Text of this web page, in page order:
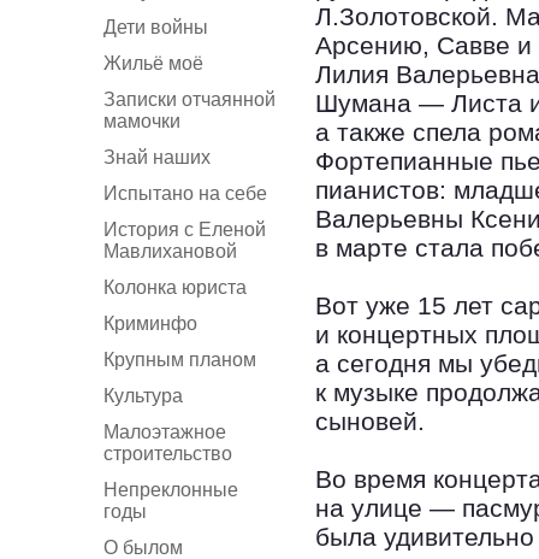
Дети войны
Жильё моё
Записки отчаянной
мамочки
Знай наших
Испытано на себе
История с Еленой
Мавлихановой
Колонка юриста
Криминфо
Крупным планом
Культура
Малоэтажное
строительство
Непреклонные
годы
О былом
Л.Золотовской.
Арсению, Савве и
Лилия
Шумана — Листа
а также спела
Фортепианные
пианистов:
Валерьевны
в марте стала
Вот уже 15 лет
и концертных
а сегодня мы
к музыке
сыновей.
Во время
на улице —
была